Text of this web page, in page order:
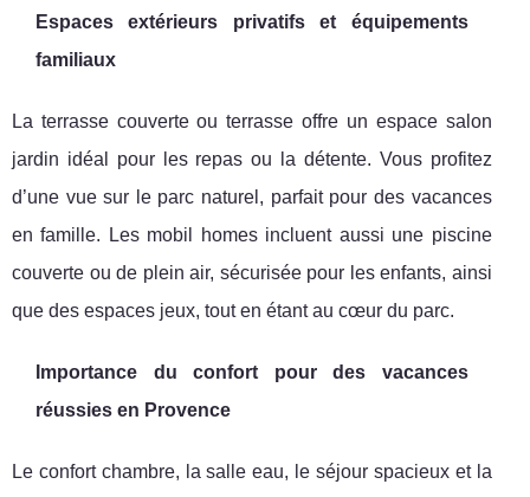
Espaces extérieurs privatifs et équipements
familiaux
La terrasse couverte ou terrasse offre un espace salon
jardin idéal pour les repas ou la détente. Vous profitez
d’une vue sur le parc naturel, parfait pour des vacances
en famille. Les mobil homes incluent aussi une piscine
couverte ou de plein air, sécurisée pour les enfants, ainsi
que des espaces jeux, tout en étant au cœur du parc.
Importance du confort pour des vacances
réussies en Provence
Le confort chambre, la salle eau, le séjour spacieux et la